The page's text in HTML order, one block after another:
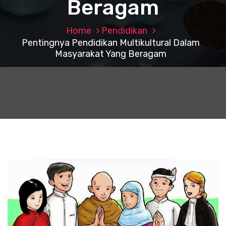
Beragam
Home
Pendidikan
Pentingnya Pendidikan Multikultural Dalam
Masyarakat Yang Beragam